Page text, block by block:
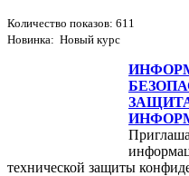
Количество показов: 611
Новинка: Новый курс
технической защиты